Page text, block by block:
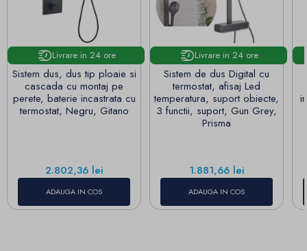
Livrare in 24 ore
Sistem dus, dus tip ploaie si
cascada cu montaj pe
perete, baterie incastrata cu
termostat, Negru, Gitano
Pret
2.802,36 lei
ADAUGA IN COS
Livrare in 24 ore
Sistem de dus Digital cu
termostat, afisaj Led
temperatura, suport obiecte,
3 functii, suport, Gun Grey,
Prisma
Pret
1.881,66 lei
ADAUGA IN COS